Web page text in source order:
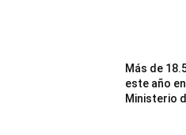
Más de
este año
Ministerio